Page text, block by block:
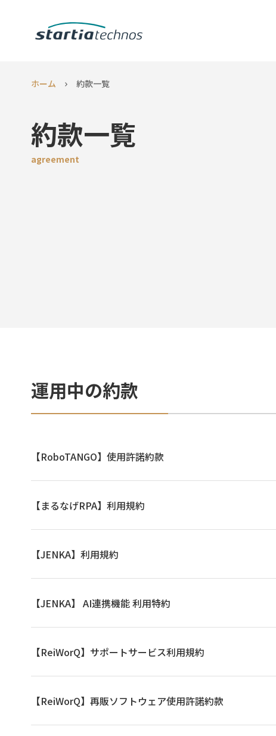
ホーム 約款一覧
約款一覧
agreement
運用中の約款
【RoboTANGO】使用許諾約款
【まるなげRPA】利用規約
【JENKA】利用規約
【JENKA】 AI連携機能 利用特約
【ReiWorQ】サポートサービス利用規約
【ReiWorQ】再販ソフトウェア使用許諾約款